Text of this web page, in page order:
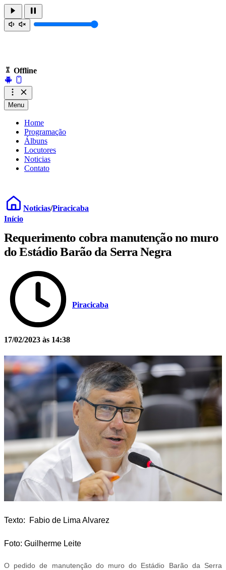
Offline
Menu
Home
Programação
Álbuns
Locutores
Noticias
Contato
Início
Noticias/Piracicaba
Requerimento cobra manutenção no muro
do Estádio Barão da Serra Negra
17/02/2023 às 14:38
Piracicaba
Texto: Fabio de Lima Alvarez
Foto: Guilherme Leite
O pedido de manutenção do muro do Estádio Barão da Serra